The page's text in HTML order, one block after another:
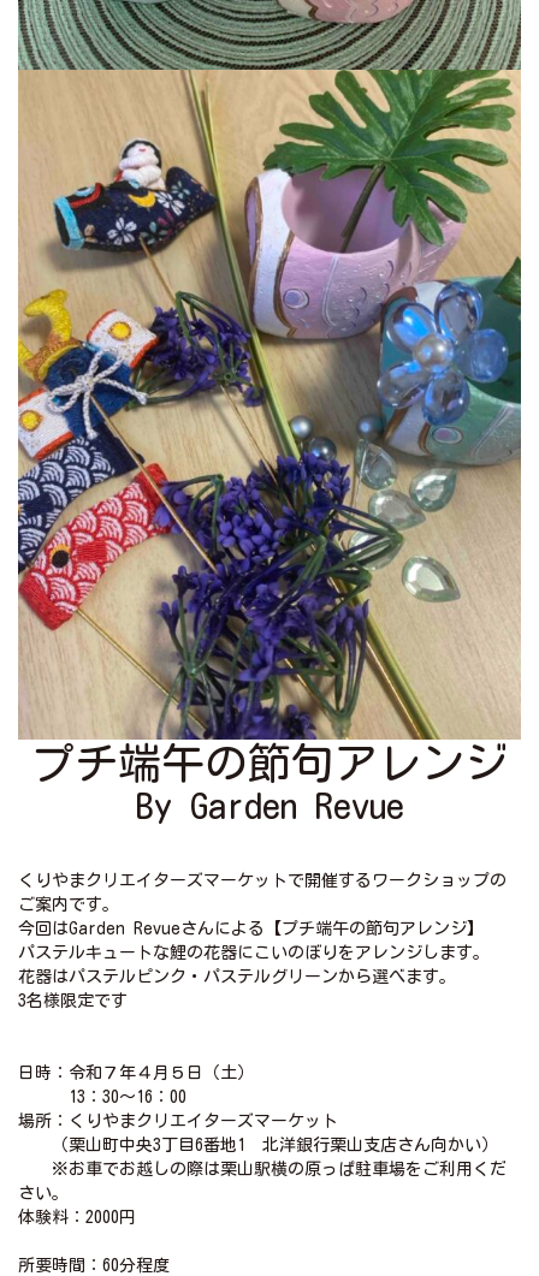
プチ端午の節句アレンジ
By Garden Revue
くりやまクリエイターズマーケットで開催するワークショップの
ご案内です。
今回はGarden Revueさんによる【プチ端午の節句アレンジ】
パステルキュートな鯉の花器にこいのぼりをアレンジします。
花器はパステルピンク・パステルグリーンから選べます。
3名様限定です
日時：令和７年４月５日（土）
13：30～16：00
場所：くりやまクリエイターズマーケット
（栗山町中央3丁目6番地1 北洋銀行栗山支店さん向かい）
※お車でお越しの際は栗山駅横の原っぱ駐車場をご利用くだ
さい。
体験料：2000円
所要時間：60分程度